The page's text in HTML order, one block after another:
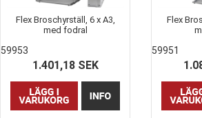
Flex Broschyrställ, 6 x A3,
med fodral
59953
1.401,18 SEK
Flex
59951